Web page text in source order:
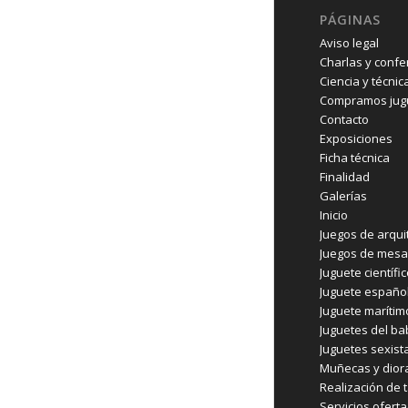
PÁGINAS
Aviso legal
Charlas y
Ciencia y
Compramos
Contacto
Exposiciones
Ficha técnica
Finalidad
Galerías
Inicio
Juegos de
Juegos de mesa
Juguete
Juguete
Juguete
Juguetes del
Juguetes
Muñecas y
Realización de